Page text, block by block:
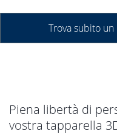
Trova subito
Piena libertà di
vostra tapparella